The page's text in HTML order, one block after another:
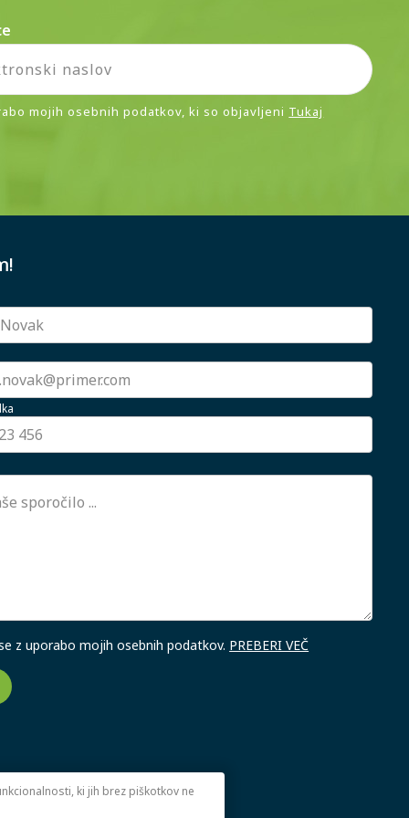
mojih osebnih podatkov, ki so objavljeni Tukaj
z uporabo mojih osebnih podatkov. PREBERI VEČ
ki jih brez piškotkov ne